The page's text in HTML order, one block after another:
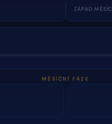
ZÁPAD
MĚSÍČNÍ FÁZE